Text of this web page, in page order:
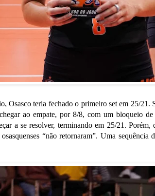
Osasco teria fechado o primeiro set em 25/21.
ao empate, por 8/8, com um bloqueio
a se resolver, terminando em 25/21.
“não retornaram”. Uma sequência